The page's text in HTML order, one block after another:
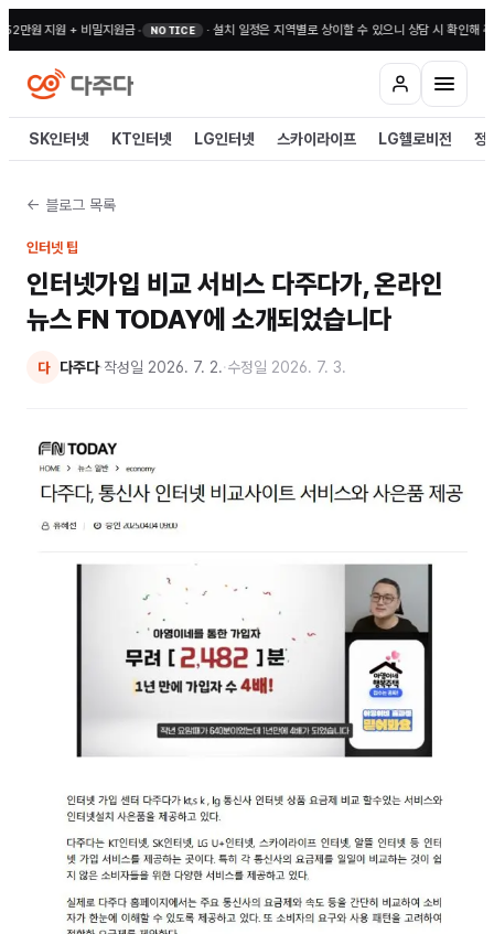
만원 지원 + 비밀지원금• NOTICE · 설치 일정은 지역별로 상이할 수 있으니 상담 시 확인해 주
SK인터넷 KT인터넷 LG인터넷 스카이라이프 LG헬로비전 정
← 블로그 목록
인터넷 팁
인터넷가입 비교 서비스 다주다가, 온라인
뉴스 FN TODAY에 소개되었습니다
다 다주다·작성일 2026. 7. 2.·수정일 2026. 7. 3.